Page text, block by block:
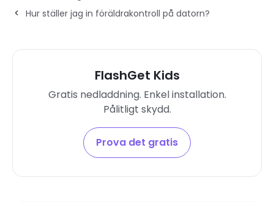
Hur ställer jag in föräldrakontroll på datorn?
FlashGet Kids
Gratis nedladdning. Enkel installation.
Pålitligt skydd.
Prova det gratis